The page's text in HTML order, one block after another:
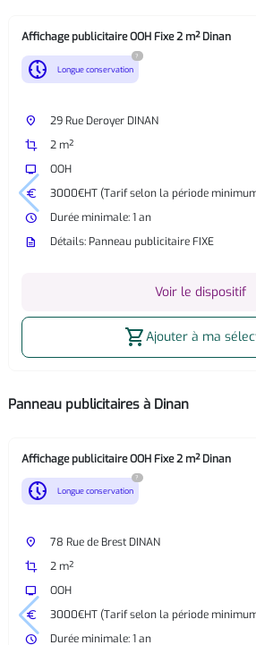
Affichage publicitaire OOH Fixe 2 m² Dinan
nest_clock_farsight_analog Longue conservation
?
place
29 Rue Deroyer DINAN
crop
2 m²
tv
OOH
euro
3000€HT (Tarif selon la période
watch_later
Durée minimale: 1 an
description
Détails: Panneau publicitaire FIXE
Voir le dispositif
shopping_cartAjouter à ma
Panneau publicitaires à Dinan
Affichage publicitaire OOH Fixe 2 m² Dinan
nest_clock_farsight_analog Longue conservation
?
place
78 Rue de Brest DINAN
crop
2 m²
tv
OOH
euro
3000€HT (Tarif selon la période
watch_later
Durée minimale: 1 an